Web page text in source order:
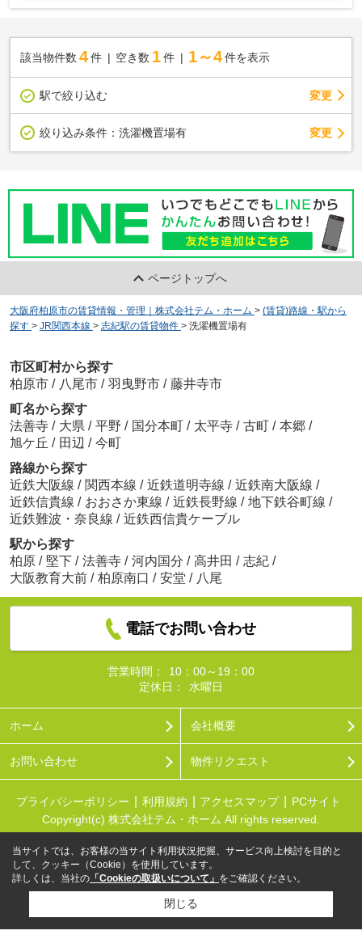
該当物件数 4件 空き数 1 件 1～4 件を表示
駅で絞り込む 変更
絞り込み条件： 洗濯機置場有 変更
ページトップへ
大阪府柏原市の賃貸情報・管理｜株式会社テム・ホーム > (賃貸)路線・駅から
探す > JR関西本線 > 志紀駅の賃貸物件 > 洗濯機置場有
市区町村から探す
柏原市 / 八尾市 / 羽曳野市 / 藤井寺市
町名から探す
法善寺 / 大県 / 平野 / 国分本町 / 太平寺 / 古町 / 本郷 /
旭ケ丘 / 田辺 / 今町
路線から探す
近鉄大阪線 / 関西本線 / 近鉄道明寺線 / 近鉄南大阪線 /
近鉄信貴線 / おおさか東線 / 近鉄長野線 / 地下鉄谷町線 /
近鉄難波・奈良線 / 近鉄西信貴ケーブル
駅から探す
柏原 / 堅下 / 法善寺 / 河内国分 / 高井田 / 志紀 /
大阪教育大前 / 柏原南口 / 安堂 / 八尾
電話でお問い合わせ
営業時間：
10：00～19：00
定休日：
水曜日
ホーム 会社概要
お問い合わせ 物件リクエスト
プライバシーポリシー 利用規約 アクセスマップ
PCサイト
Copyright(c) 株式会社テム・ホーム All rights reserved.
当サイトでは、お客様の当サイト利用状況把握、サービス向上検討を目的と
して、クッキー（Cookie）を使用しています。
詳しくは、当社の 「Cookieの取扱いについて」 をご確認ください。
閉じる